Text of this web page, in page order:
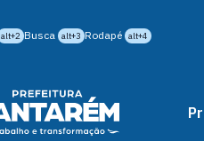
alt+2 Busca alt+3 Rodapé alt+4